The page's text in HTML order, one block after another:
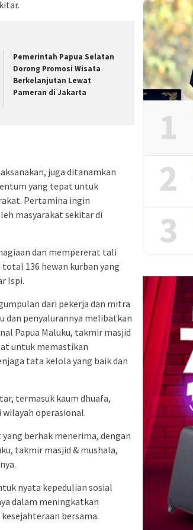
Pemerintah Papua Selatan
Dorong Promosi Wisata
Berkelanjutan Lewat
Pameran di Jakarta
juga ditanamkan
yang tepat untuk
Pertamina ingin
masyarakat sekitar di
dan mempererat tali
136 hewan kurban yang
Ispi.
dari pekerja dan mitra
dan penyalurannya melibatkan
Papua Maluku, takmir masjid
untuk memastikan
tata kelola yang baik dan
termasuk kaum dhuafa,
operasional.
berhak menerima, dengan
takmir masjid & mushala,
nyata kepedulian sosial
dalam meningkatkan
bersama.
1
2
3